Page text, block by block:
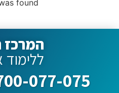
found
המרכז
ללימוד
077-075